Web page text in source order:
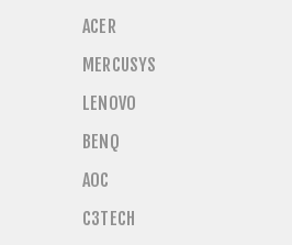
ACER
MERCUSYS
LENOVO
BENQ
AOC
C3TECH